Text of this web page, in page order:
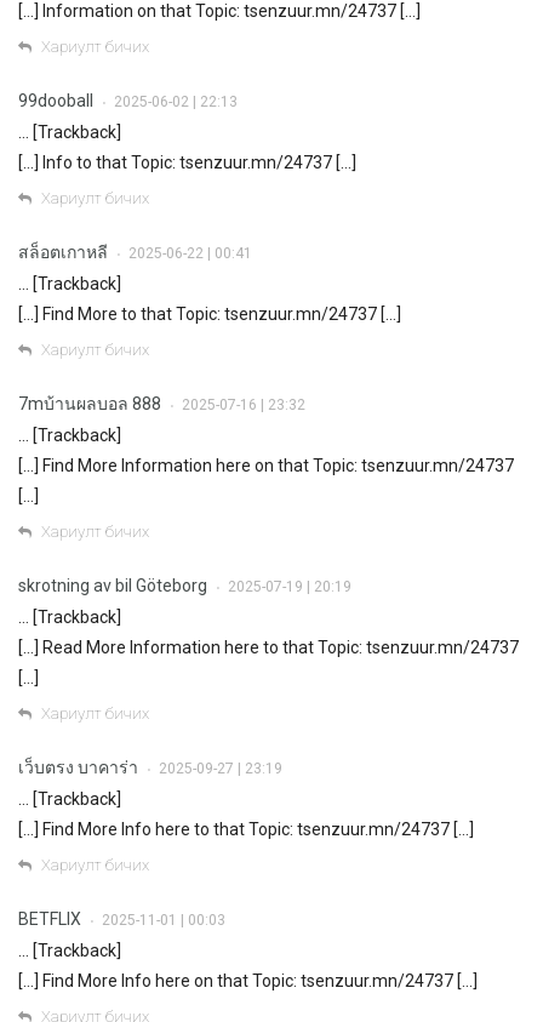
[…] Information on that Topic: tsenzuur.mn/24737 […]
Хариулт бичих
99dooball • 2025-06-02 | 22:13
… [Trackback]
[…] Info to that Topic: tsenzuur.mn/24737 […]
Хариулт бичих
สล็อตเกาหลี • 2025-06-22 | 00:41
… [Trackback]
[…] Find More to that Topic: tsenzuur.mn/24737 […]
Хариулт бичих
7mบ้านผลบอล 888 • 2025-07-16 | 23:32
… [Trackback]
[…] Find More Information here on that Topic: tsenzuur.mn/24737
[…]
Хариулт бичих
skrotning av bil Göteborg • 2025-07-19 | 20:19
… [Trackback]
[…] Read More Information here to that Topic: tsenzuur.mn/24737
[…]
Хариулт бичих
เว็บตรง บาคาร่า • 2025-09-27 | 23:19
… [Trackback]
[…] Find More Info here to that Topic: tsenzuur.mn/24737 […]
Хариулт бичих
BETFLIX • 2025-11-01 | 00:03
… [Trackback]
[…] Find More Info here on that Topic: tsenzuur.mn/24737 […]
Хариулт бичих